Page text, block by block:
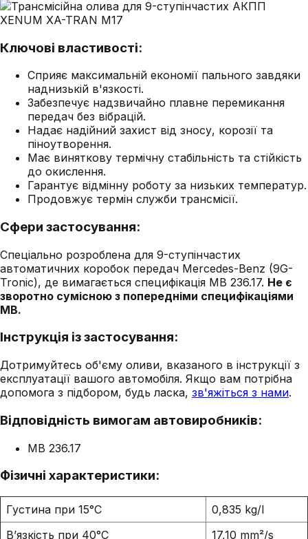
Ключові властивості:
Сприяє максимальній економії пального завдяки
наднизькій в'язкості.
Забезпечує надзвичайно плавне перемикання
передач без вібрацій.
Надає надійний захист від зносу, корозії та
піноутворення.
Має виняткову термічну стабільність та стійкість
до окислення.
Гарантує відмінну роботу за низьких температур.
Продовжує термін служби трансмісії.
Сфери застосування:
Спеціально розроблена для 9-ступінчастих
автоматичних коробок передач Mercedes-Benz (9G-
Tronic), де вимагається специфікація MB 236.17. Не є
зворотно сумісною з попередніми специфікаціями
MB.
Інструкція із застосування:
Дотримуйтесь об'єму оливи, вказаного в інструкції з
експлуатації вашого автомобіля. Якщо вам потрібна
допомога з підбором, будь ласка, зв'яжіться з нами.
Відповідність вимогам автовиробників:
MB 236.17
Фізичні характеристики:
Густина при 15°C
0,835 kg/l
В’язкість при 40°C
17,10 mm²/s